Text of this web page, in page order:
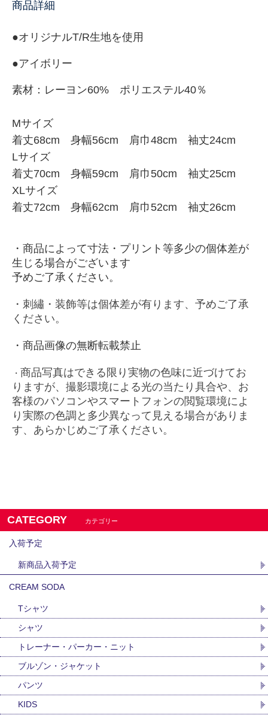
商品詳細
●オリジナルT/R生地を使用
●アイボリー
素材： レーヨン60% ポリエステル40％
Mサイズ
着丈68cm 身幅56cm 肩巾48cm 袖丈24cm
Lサイズ
着丈70cm 身幅59cm 肩巾50cm 袖丈25cm
XLサイズ
着丈72cm 身幅62cm 肩巾52cm 袖丈26cm
・商品によって寸法・プリント等多少の個体差が
生じる場合がございます
予めご了承ください。
・刺繡・装飾等は個体差が有ります、予めご了承
ください。
・商品画像の無断転載禁止
・ 商品写真はできる限り実物の色味に近づけてお
りますが、 撮影環境による光の当たり具合や、お
客様のパソコンやスマートフォンの閲覧環境によ
り実際の色調と多少異なって見える場合がありま
す、あらかじめご了承ください。
CATEGORY カテゴリー
入荷予定
新商品入荷予定
CREAM SODA
Tシャツ
シャツ
トレーナー・パーカー・ニット
ブルゾン・ジャケット
パンツ
KIDS